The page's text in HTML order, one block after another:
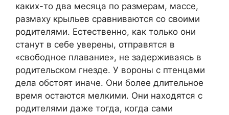
каких-то два месяца по размерам, массе,
размаху крыльев сравниваются со своими
родителями. Естественно, как только они
станут в себе уверены, отправятся в
«свободное плавание», не задерживаясь в
родительском гнезде. У вороны с птенцами
дела обстоят иначе. Они более длительное
время остаются мелкими. Они находятся с
родителями даже тогда, когда сами